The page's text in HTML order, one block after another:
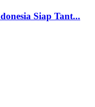
Siap Tant...